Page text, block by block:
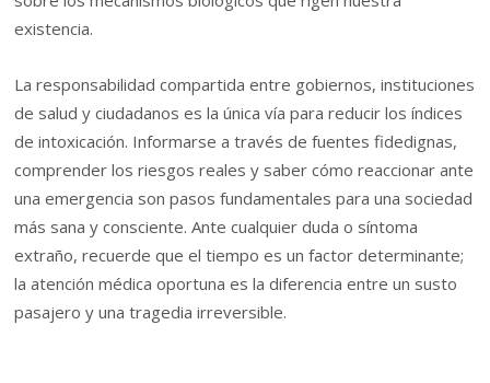
existencia.
La responsabilidad compartida entre gobiernos, instituciones
de salud y ciudadanos es la única vía para reducir los índices
de intoxicación. Informarse a través de fuentes fidedignas,
comprender los riesgos reales y saber cómo reaccionar ante
una emergencia son pasos fundamentales para una sociedad
más sana y consciente. Ante cualquier duda o síntoma
extraño, recuerde que el tiempo es un factor determinante;
la atención médica oportuna es la diferencia entre un susto
pasajero y una tragedia irreversible.